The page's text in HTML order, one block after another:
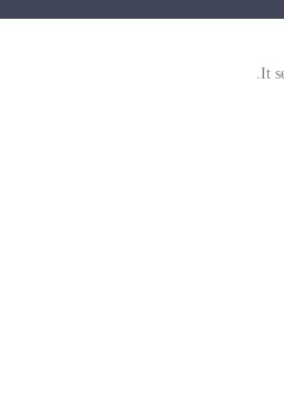
It